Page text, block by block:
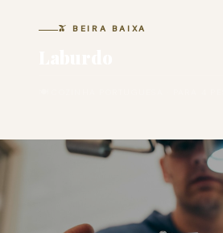
🫒 BEIRA BAIXA